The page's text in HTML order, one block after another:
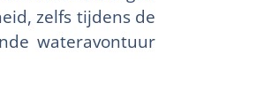
zelfs tijdens de
wateravontuur